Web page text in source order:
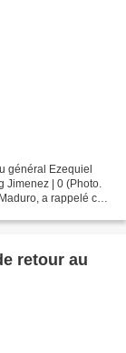
général Ezequiel
Jimenez | 0 (Photo.
a rappelé ce
retour au